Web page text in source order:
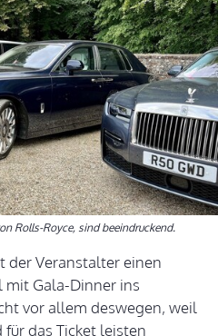
Rolls-Royce, sind beeindruckend.
der Veranstalter einen
mit Gala-Dinner ins
vor allem deswegen, weil
das Ticket leisten